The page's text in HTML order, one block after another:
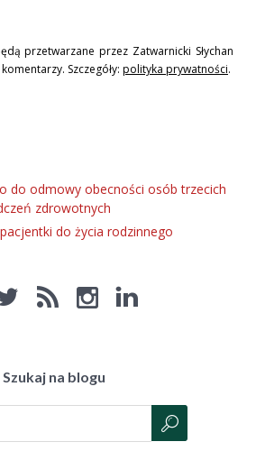
przetwarzane przez Zatwarnicki Słychan
Szczegóły: polityka prywatności.
do odmowy obecności osób trzecich
zdrowotnych
do życia rodzinnego
Szukaj na blogu